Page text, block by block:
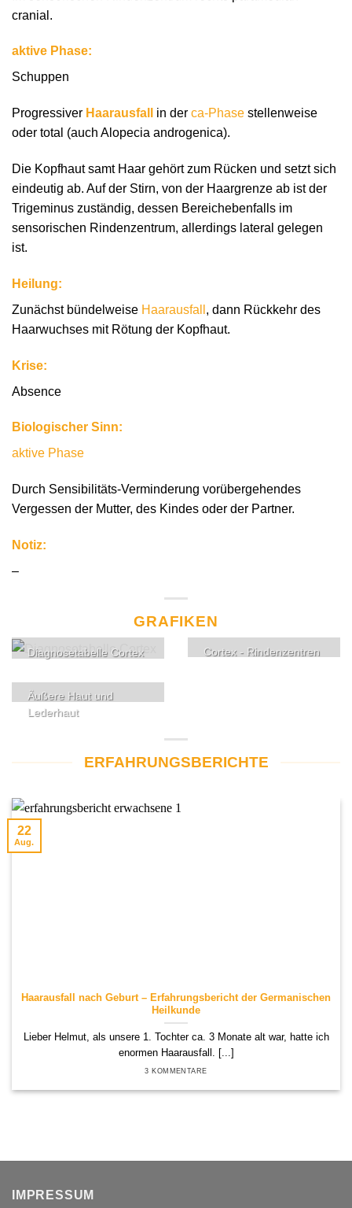
cranial.
aktive Phase:
Schuppen
Progressiver Haarausfall in der ca-Phase stellenweise
oder total (auch Alopecia androgenica).
Die Kopfhaut samt Haar gehört zum Rücken und setzt sich
eindeutig ab. Auf der Stirn, von der Haargrenze ab ist der
Trigeminus zuständig, dessen Bereichebenfalls im
sensorischen Rindenzentrum, allerdings lateral gelegen
ist.
Heilung:
Zunächst bündelweise Haarausfall , dann Rückkehr des
Haarwuchses mit Rötung der Kopfhaut.
Krise:
Absence
Biologischer Sinn:
aktive Phase
Durch Sensibilitäts-Verminderung vorübergehendes
Vergessen der Mutter, des Kindes oder der Partner.
Notiz:
–
GRAFIKEN
Diagnosetabelle Cortex Cortex - Rindenzentren
Äußere Haut und
Lederhaut
ERFAHRUNGSBERICHTE
Haarausfall nach Geburt – Erfahrungsbericht der Germanischen
Heilkunde
Lieber Helmut, als unsere 1. Tochter ca. 3 Monate alt war, hatte ich
enormen Haarausfall. [...]
3 KOMMENTARE
22
Aug.
IMPRESSUM